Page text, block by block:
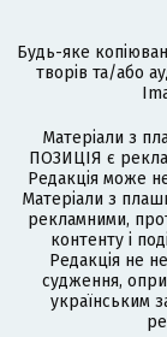
Будь-яке
творів та/або
Матеріали з
ПОЗИЦІЯ є
Редакція може
Матеріали з
рекламними,
контенту і
Редакція не
судження,
українським